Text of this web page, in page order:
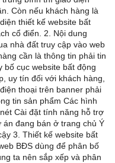
Còn nếu khách hàng là
thiết kế website bất
cổ điển. 2. Nội dung
nhà đất truy cập vào web
cần là thông tin phải tin
bố cục website bất động
uy tín đối với khách hàng,
thoại trên banner phải
tin sản phẩm Các hình
Cài đặt tính năng hỗ trợ
đang bán ở trang chủ Ý
3. Thiết kế website bất
BĐS dùng để phân bố
ta nên sắp xếp và phân